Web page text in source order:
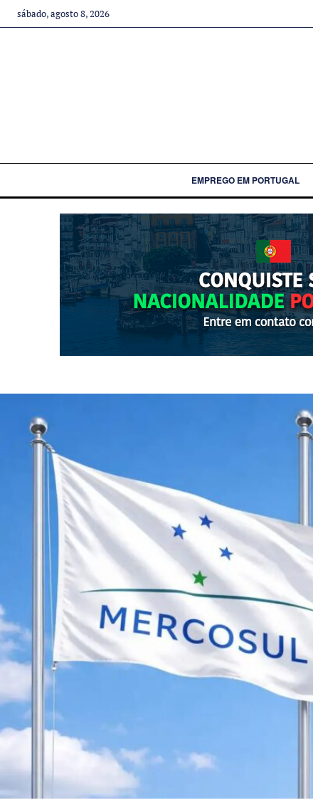
sábado, agosto 8, 2026
EMPREGO EM PORTUGAL